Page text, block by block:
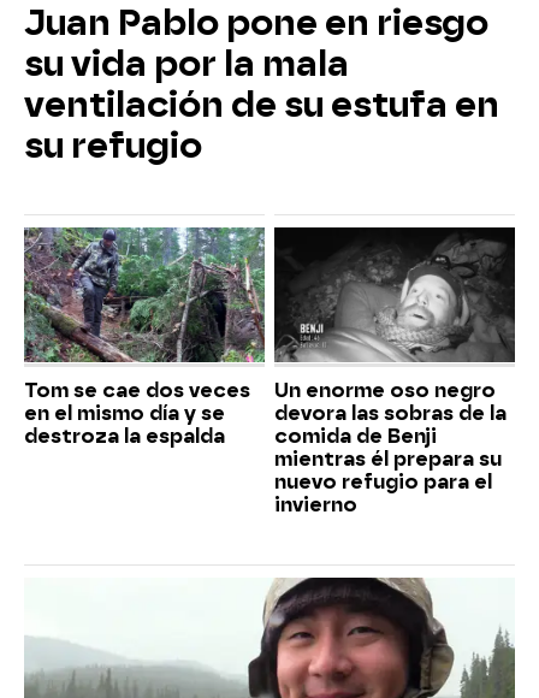
Juan Pablo pone en riesgo
su vida por la mala
ventilación de su estufa en
su refugio
Tom se cae dos veces
en el mismo día y se
destroza la espalda
Un enorme oso negro
devora las sobras de la
comida de Benji
mientras él prepara su
nuevo refugio para el
invierno